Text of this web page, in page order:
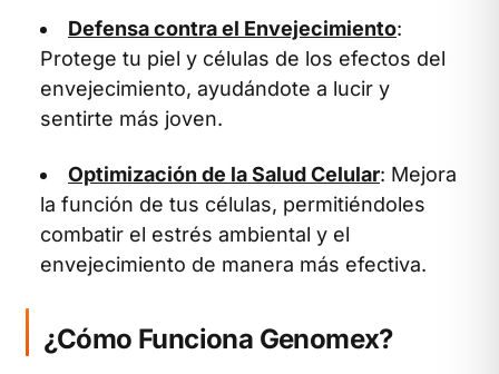
Defensa contra el Envejecimiento:
Protege tu piel y células de los efectos del
envejecimiento, ayudándote a lucir y
sentirte más joven.
Optimización de la Salud Celular: Mejora
la función de tus células, permitiéndoles
combatir el estrés ambiental y el
envejecimiento de manera más efectiva.
¿Cómo Funciona Genomex?